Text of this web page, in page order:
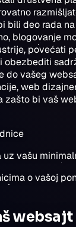
bili deo rada
blogovanje
povećati
obezbediti
do vašeg
web
zašto bi vaš
uz vašu
o vašoj
websajt